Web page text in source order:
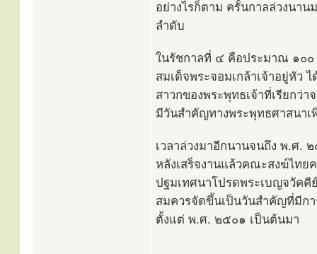
อย่างไรก็ตาม ครั้นกาลล่วงนา
ลำดับ
ในรัชกาลที่ ๔ คือประมาณ ๑๐๐
สมเด็จพระจอมเกล้าเจ้าอยู่หัว
สาวกของพระพุทธเจ้าที่เรียกว่
มีวันสำคัญทางพระพุทธศาสนา
เวลาล่วงมาอีกนานจนถึง พ.ศ.
หลังเสร็จงานแล้วคณะสงฆ์ไทย
ปฐมเทศนาโปรดพระเบญจวัคคี
สมควรจัดขึ้นเป็นวันสำคัญที่มีก
ตั้งแต่ พ.ศ. ๒๕๐๑ เป็นต้นมา